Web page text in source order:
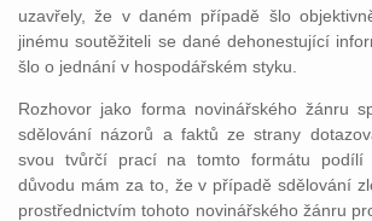
uzavřely, že v daném případě šlo
jinému soutěžiteli se dané dehonestující
šlo o jednání v hospodářském styku.
Rozhovor jako forma novinářského žánru
sdělování názorů a faktů ze strany
svou tvůrčí prací na tomto formátu podílí
důvodu mám za to, že v případě sdělování
prostřednictvím tohoto novinářského žánru